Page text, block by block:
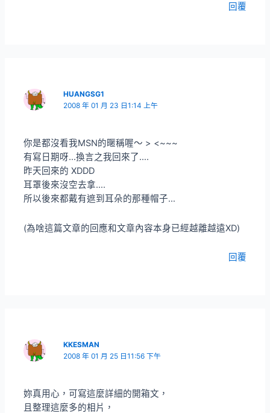
回覆
HUANGSG1
2008 年 01 月 23 日1:14 上午
你是都沒看我MSN的暱稱喔～ > <~~~
有寫日期呀…換言之我回來了….
昨天回來的 XDDD
耳罩後來沒空去拿….
所以後來都戴有遮到耳朵的那種帽子…
(為啥這篇文章的回應和文章內容本身已經越離越遠XD)
回覆
KKESMAN
2008 年 01 月 25 日11:56 下午
妳真用心，可寫這麼詳細的開箱文，
且整理這麼多的相片，